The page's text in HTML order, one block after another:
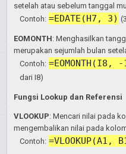
setelah atau sebelum tanggal
Contoh: =EDATE(H7, 3)
EOMONTH: Menghasilkan
merupakan sejumlah bulan
Contoh: =EOMONTH(I8, -
dari I8)
Fungsi Lookup dan Referensi
VLOOKUP: Mencari nilai pada
mengembalikan nilai pada
Contoh: =VLOOKUP(A1,